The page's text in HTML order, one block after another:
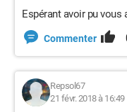
Espérant avoir pu vous
Commenter
Repsol67
21 févr. 2018 à 16:49